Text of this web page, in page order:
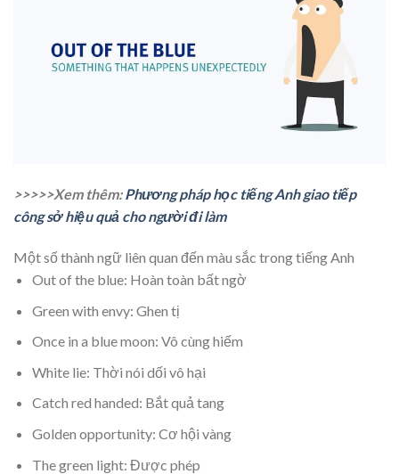
>>>>>Xem thêm:Phương pháp học tiếng Anh giao tiếp
công sở hiệu quả cho người đi làm
Một số thành ngữ liên quan đến màu sắc trong tiếng Anh
Out of the blue: Hoàn toàn bất ngờ
Green with envy: Ghen tị
Once in a blue moon: Vô cùng hiếm
White lie: Thời nói dối vô hại
Catch red handed: Bắt quả tang
Golden opportunity: Cơ hội vàng
The green light: Được phép